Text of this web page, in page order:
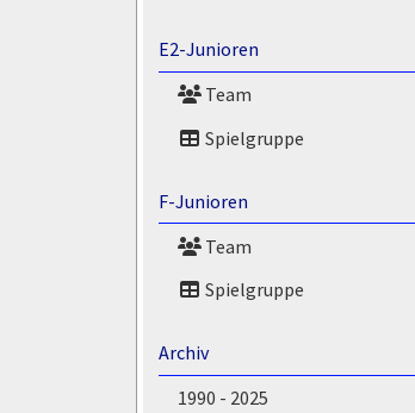
E2-Junioren
Team
Spielgruppe
F-Junioren
Team
Spielgruppe
Archiv
1990 - 2025